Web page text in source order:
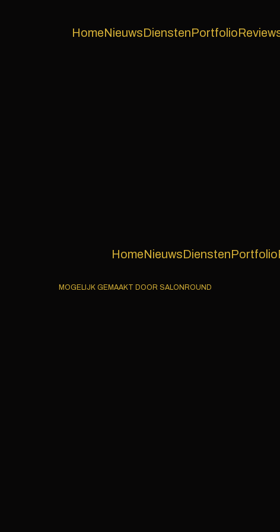
HomeNieuwsDienstenPortfolio
HomeNieuwsDienstenPortfolio
MOGELIJK GEMAAKT DOOR SALONROUND